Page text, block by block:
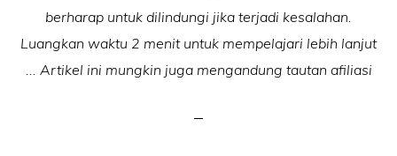
berharap untuk dilindungi jika terjadi kesalahan.
Luangkan waktu 2 menit untuk mempelajari lebih lanjut
... Artikel ini mungkin juga mengandung tautan afiliasi